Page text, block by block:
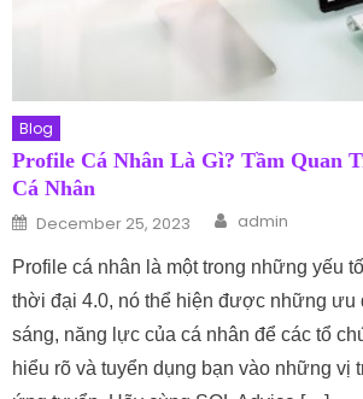
Blog
Profile Cá Nhân Là Gì? Tầm Quan
Cá Nhân
Posted on
December 25, 2023 Author
admin
Profile cá nhân là một trong những yếu
thời đại 4.0, nó thể hiện được những ưu
sáng, năng lực của cá nhân để các tổ
hiểu rõ và tuyển dụng bạn vào những vị